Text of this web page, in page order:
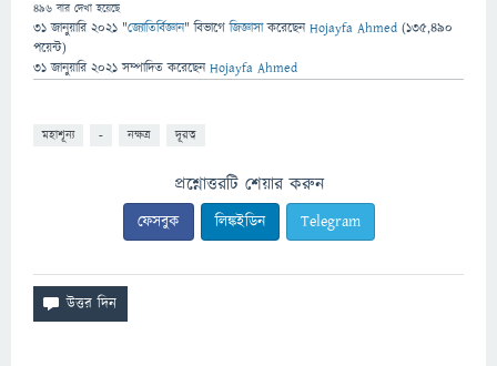
496 বার দেখা হয়েছে
31 জানুয়ারি 2021 "জ্যোতির্বিজ্ঞান" বিভাগে জিজ্ঞাসাকরেছেনHojayfa Ahmed (135,490
পয়েন্ট)
31 জানুয়ারি 2021 সম্পাদিত করেছেনHojayfa Ahmed
মহাশূন্য - নক্ষত্র দূরত্ব
প্রশ্নোত্তরটি শেয়ার করুন
ফেসবুক লিঙ্কইডিন Telegram